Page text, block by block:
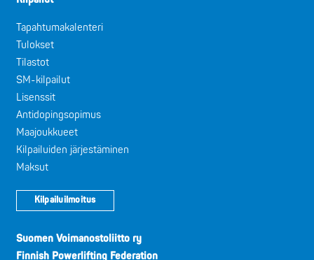
Tapahtumakalenteri
Tulokset
Tilastot
SM-kilpailut
Lisenssit
Antidopingsopimus
Maajoukkueet
Kilpailuiden järjestäminen
Maksut
Kilpailuilmoitus
Suomen Voimanostoliitto ry
Finnish Powerlifting Federation